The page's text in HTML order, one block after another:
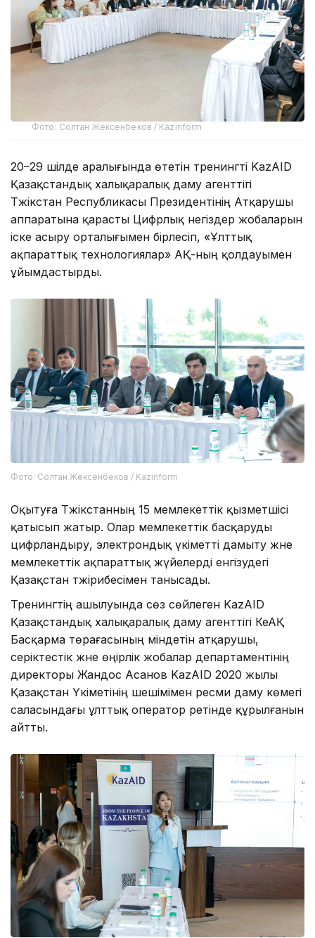
Фото: Солтан Жексенбеков / Kazinform
20–29 шілде аралығында өтетін тренингті KazAID
Қазақстандық халықаралық даму агенттігі
Тәжікстан Республикасы Президентінің Атқарушы
аппаратына қарасты Цифрлық негіздер жобаларын
іске асыру орталығымен бірлесіп, «Ұлттық
ақпараттық технологиялар» АҚ-ның қолдауымен
ұйымдастырды.
Фото: Солтан Жексенбеков / Kazinform
Оқытуға Тәжікстанның 15 мемлекеттік қызметшісі
қатысып жатыр. Олар мемлекеттік басқаруды
цифрландыру, электрондық үкіметті дамыту және
мемлекеттік ақпараттық жүйелерді енгізудегі
Қазақстан тәжірибесімен танысады.
Тренингтің ашылуында сөз сөйлеген KazAID
Қазақстандық халықаралық даму агенттігі КеАҚ
Басқарма төрағасының міндетін атқарушы,
серіктестік және өңірлік жобалар департаментінің
директоры Жандос Асанов KazAID 2020 жылы
Қазақстан Үкіметінің шешімімен ресми даму көмегі
саласындағы ұлттық оператор ретінде құрылғанын
айтты.